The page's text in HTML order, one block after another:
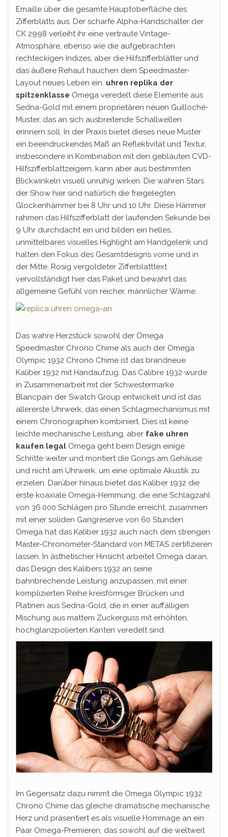
Emaille über die gesamte Hauptoberfläche des
Zifferblatts aus. Der scharfe Alpha-Handschalter der
CK 2998 verleiht ihr eine vertraute Vintage-
Atmosphäre, ebenso wie die aufgebrachten
rechteckigen Indizes, aber die Hilfszifferblätter und
das äußere Rehaut hauchen dem Speedmaster-
Layout neues Leben ein. uhren replika der
spitzenklasse Omega veredelt diese Elemente aus
Sedna-Gold mit einem proprietären neuen Guilloché-
Muster, das an sich ausbreitende Schallwellen
erinnern soll. In der Praxis bietet dieses neue Muster
ein beeindruckendes Maß an Reflektivität und Textur,
insbesondere in Kombination mit den gebläuten CVD-
Hilfszifferblattzeigern, kann aber aus bestimmten
Blickwinkeln visuell unruhig wirken. Die wahren Stars
der Show hier sind natürlich die freigelegten
Glockenhämmer bei 8 Uhr und 10 Uhr. Diese Hämmer
rahmen das Hilfszifferblatt der laufenden Sekunde bei
9 Uhr durchdacht ein und bilden ein helles,
unmittelbares visuelles Highlight am Handgelenk und
halten den Fokus des Gesamtdesigns vorne und in
der Mitte. Rosig vergoldeter Zifferblatttext
vervollständigt hier das Paket und bewahrt das
allgemeine Gefühl von reicher, männlicher Wärme.
Das wahre Herzstück sowohl der Omega
Speedmaster Chrono Chime als auch der Omega
Olympic 1932 Chrono Chime ist das brandneue
Kaliber 1932 mit Handaufzug. Das Calibre 1932 wurde
in Zusammenarbeit mit der Schwestermarke
Blancpain der Swatch Group entwickelt und ist das
allererste Uhrwerk, das einen Schlagmechanismus mit
einem Chronographen kombiniert. Dies ist keine
leichte mechanische Leistung, aber fake uhren
kaufen legal Omega geht beim Design einige
Schritte weiter und montiert die Gongs am Gehäuse
und nicht am Uhrwerk, um eine optimale Akustik zu
erzielen. Darüber hinaus bietet das Kaliber 1932 die
erste koaxiale Omega-Hemmung, die eine Schlagzahl
von 36.000 Schlägen pro Stunde erreicht, zusammen
mit einer soliden Gangreserve von 60 Stunden.
Omega hat das Kaliber 1932 auch nach dem strengen
Master-Chronometer-Standard von METAS zertifizieren
lassen. In ästhetischer Hinsicht arbeitet Omega daran,
das Design des Kalibers 1932 an seine
bahnbrechende Leistung anzupassen, mit einer
komplizierten Reihe kreisförmiger Brücken und
Platinen aus Sedna-Gold, die in einer auffälligen
Mischung aus mattem Zuckerguss mit erhöhten,
hochglanzpolierten Kanten veredelt sind.
Im Gegensatz dazu nimmt die Omega Olympic 1932
Chrono Chime das gleiche dramatische mechanische
Herz und präsentiert es als visuelle Hommage an ein
Paar Omega-Premieren, das sowohl auf die weltweit